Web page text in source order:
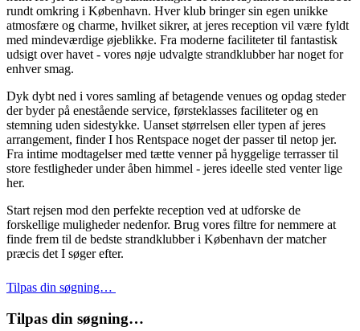
rundt omkring i København. Hver klub bringer sin egen unikke
atmosfære og charme, hvilket sikrer, at jeres reception vil være fyldt
med mindeværdige øjeblikke. Fra moderne faciliteter til fantastisk
udsigt over havet - vores nøje udvalgte strandklubber har noget for
enhver smag.
Dyk dybt ned i vores samling af betagende venues og opdag steder
der byder på enestående service, førsteklasses faciliteter og en
stemning uden sidestykke. Uanset størrelsen eller typen af jeres
arrangement, finder I hos Rentspace noget der passer til netop jer.
Fra intime modtagelser med tætte venner på hyggelige terrasser til
store festligheder under åben himmel - jeres ideelle sted venter lige
her.
Start rejsen mod den perfekte reception ved at udforske de
forskellige muligheder nedenfor. Brug vores filtre for nemmere at
finde frem til de bedste strandklubber i København der matcher
præcis det I søger efter.
Tilpas din søgning…
Tilpas din søgning…